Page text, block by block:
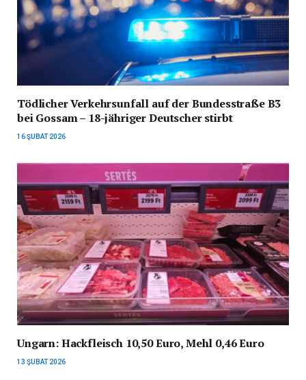
Tödlicher Verkehrsunfall auf der Bundesstraße B3
bei Gossam – 18-jähriger Deutscher stirbt
16 ŞUBAT 2026
Ungarn: Hackfleisch 10,50 Euro, Mehl 0,46 Euro
13 ŞUBAT 2026